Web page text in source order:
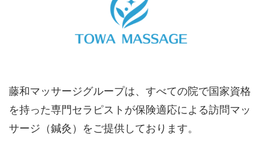
藤和マッサージグループは、すべての院で国家資格
を持った専門セラピストが保険適応による訪問マッ
サージ（鍼灸）をご提供しております。